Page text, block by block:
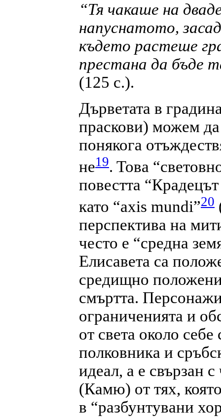
“Тя чакаше на
напуснатото,
където растеше
престана да бъде
(125 с.).
Дърветата в
праскови) можем
понякога
не19. Това
повестта
като “axis mundi”20
перспектива на
често е “средна
Елисавета са
средищно
смъртта.
ограниченията и
от света около
полковника и
идеал, а е свързан
(Камю) от тях,
в “разбунтувани